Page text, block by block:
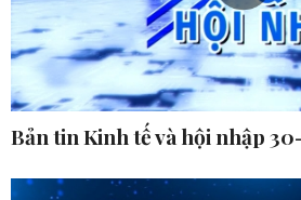
Bản tin Kinh tế và hội nhập